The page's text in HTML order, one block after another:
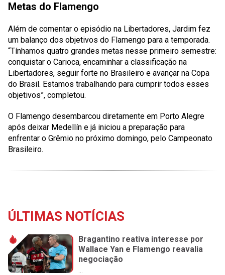
Metas do Flamengo
Além de comentar o episódio na Libertadores, Jardim fez
um balanço dos objetivos do Flamengo para a temporada.
“Tínhamos quatro grandes metas nesse primeiro semestre:
conquistar o Carioca, encaminhar a classificação na
Libertadores, seguir forte no Brasileiro e avançar na Copa
do Brasil. Estamos trabalhando para cumprir todos esses
objetivos”, completou.
O Flamengo desembarcou diretamente em Porto Alegre
após deixar Medellín e já iniciou a preparação para
enfrentar o Grêmio no próximo domingo, pelo Campeonato
Brasileiro.
ÚLTIMAS NOTÍCIAS
Bragantino reativa interesse por
Wallace Yan e Flamengo reavalia
negociação
...